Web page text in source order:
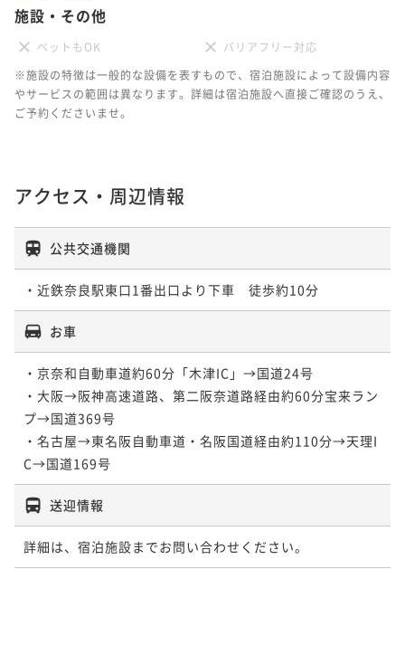
施設・その他
ペットもOK
バリアフリー対応
※施設の特徴は一般的な設備を表すもので、宿泊施設によって設備内容
やサービスの範囲は異なります。詳細は宿泊施設へ直接ご確認のうえ、
ご予約くださいませ。
アクセス・周辺情報
公共交通機関
・近鉄奈良駅東口1番出口より下車　徒歩約10分
お車
・京奈和自動車道約60分「木津IC」→国道24号
・大阪→阪神高速道路、第二阪奈道路経由約60分宝来ラン
プ→国道369号
・名古屋→東名阪自動車道・名阪国道経由約110分→天理I
C→国道169号
送迎情報
詳細は、宿泊施設までお問い合わせください。